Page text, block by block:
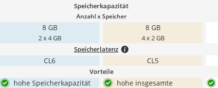
Speicherkapazität
Anzahl x Speicher
8 GB
2 x 4 GB
8 GB
4 x 2 GB
Speicherlatenz
CL6 CL5
Vorteile
hohe Speicherkapazität
hohe insgesamte